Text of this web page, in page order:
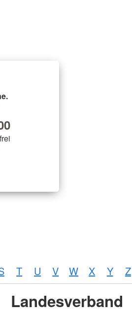
T U V W X Y Z
Landesverband